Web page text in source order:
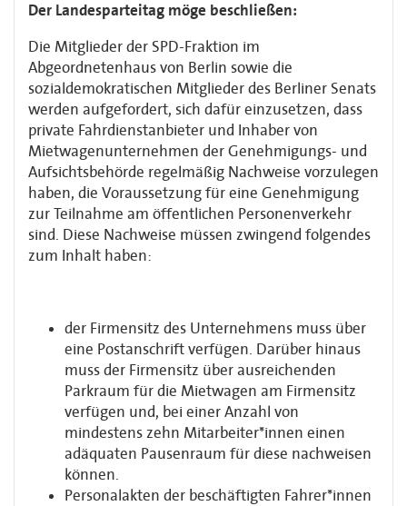
Der Landesparteitag möge beschließen:
Die Mitglieder der SPD-Fraktion im
Abgeordnetenhaus von Berlin sowie die
sozialdemokratischen Mitglieder des Berliner Senats
werden aufgefordert, sich dafür einzusetzen, dass
private Fahrdienstanbieter und Inhaber von
Mietwagenunternehmen der Genehmigungs- und
Aufsichtsbehörde regelmäßig Nachweise vorzulegen
haben, die Voraussetzung für eine Genehmigung
zur Teilnahme am öffentlichen Personenverkehr
sind. Diese Nachweise müssen zwingend folgendes
zum Inhalt haben:
der Firmensitz des Unternehmens muss über
eine Postanschrift verfügen. Darüber hinaus
muss der Firmensitz über ausreichenden
Parkraum für die Mietwagen am Firmensitz
verfügen und, bei einer Anzahl von
mindestens zehn Mitarbeiter*innen einen
adäquaten Pausenraum für diese nachweisen
können.
Personalakten der beschäftigten Fahrer*innen